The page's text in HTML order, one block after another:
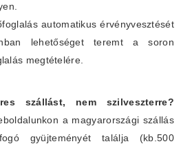
automatikus érvényvesztését
lehetőséget teremt a soron
megtételére.
szállást, nem szilveszterre?
a magyarországi szállás
gyüjteményét találja (kb.500